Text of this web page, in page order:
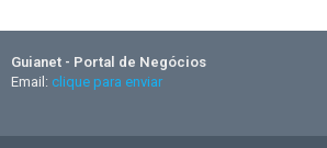
Guianet - Portal de Negócios
Email: clique para enviar